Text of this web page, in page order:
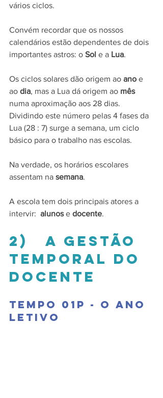
vários ciclos.
Convém recordar que os nossos
calendários estão dependentes de dois
importantes astros: o Sol e a Lua.
Os ciclos solares dão origem ao ano e
ao dia, mas a Lua dá origem ao mês
numa aproximação aos 28 dias.
Dividindo este número pelas 4 fases da
Lua (28 : 7) surge a semana, um ciclo
básico para o trabalho nas escolas.
Na verdade, os horários escolares
assentam na semana.
A escola tem dois principais atores a
intervir: alunos e docente.
2)   A gestão
temporal do
docente
Tempo 01P - O ano
letivo